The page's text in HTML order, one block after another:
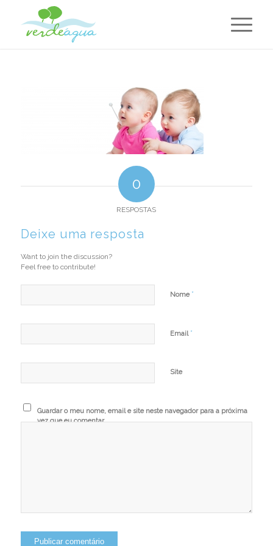
0
RESPOSTAS
Deixe uma resposta
Want to join the discussion?
Feel free to contribute!
Nome *
Email *
Site
Guardar o meu nome, email e site neste navegador para a próxima
vez que eu comentar.